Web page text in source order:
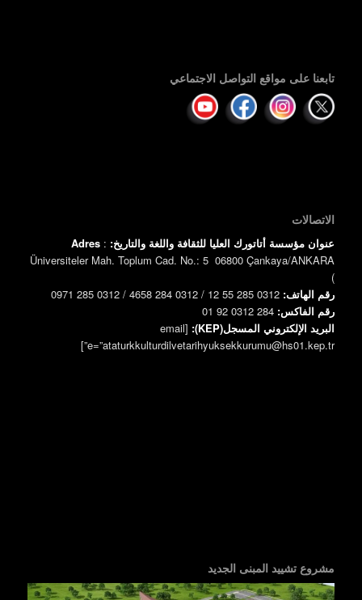
تابعنا على مواقع التواصل الاجتماعي
الاتصالات
عنوان مؤسسة أتاتورك العليا للثقافة واللغة والتاريخ:
Adres :
Üniversiteler Mah. Toplum Cad. No.: 5 06800 Çankaya/ANKARA
)
رقم الهاتف:
رقم الفاكس:
البريد الإلكتروني المسجل(KEP):
[email
e=”ataturkkulturdilvetarihyuksekkurumu@hs01.kep.tr”]
مشروع تشييد المبنى الجديد